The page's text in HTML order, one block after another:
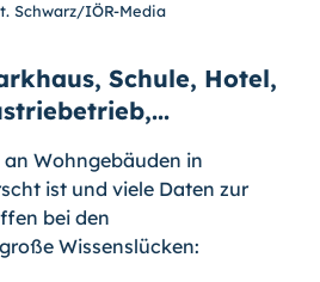
Schwarz/IÖR-Media
Schule, Hotel,
Wohngebäuden in
ist und viele Daten zur
bei den
Wissenslücken: